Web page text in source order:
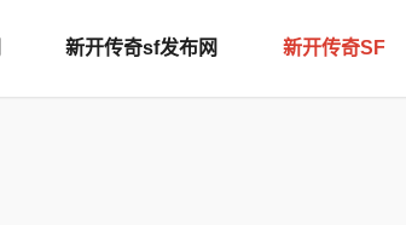
新开传奇sf发布网 新开传奇SF